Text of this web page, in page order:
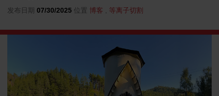
密码
登录
产品
发布日期 07/30/2025 位置 博客 等离子切割